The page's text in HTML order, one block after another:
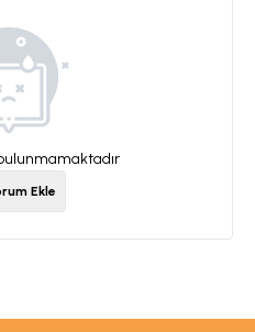
Ekle